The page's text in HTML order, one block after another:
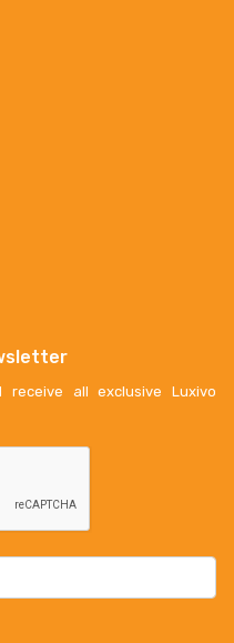
all exclusive Luxivo